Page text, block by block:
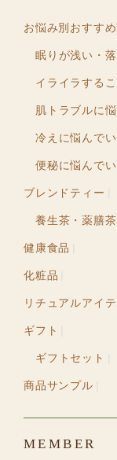
お悩み別おすす
眠りが浅い・
イライラする
肌トラブルに
冷えに悩んで
便秘に悩んで
ブレンドティー
養生茶・薬膳茶
健康食品
化粧品
リチュアルアイ
ギフト
ギフトセット
商品サンプル
MEMBER